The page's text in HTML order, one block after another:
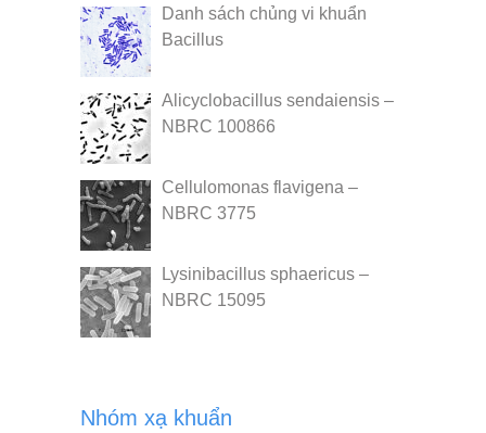
Danh sách chủng vi khuẩn
Bacillus
Alicyclobacillus sendaiensis –
NBRC 100866
Cellulomonas flavigena –
NBRC 3775
Lysinibacillus sphaericus –
NBRC 15095
Nhóm xạ khuẩn